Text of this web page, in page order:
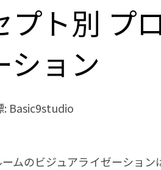
プト別 プ
ション
: Basic9studio
ムのビジュアライゼーショ